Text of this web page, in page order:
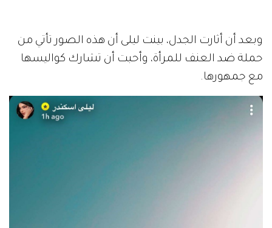
وبعد أن أثارت الجدل، بينت ليلى أن هذه الصور تأتي من
حملة ضد العنف للمرأة، وأحبت أن تشارك كواليسها
مع جمهورها.